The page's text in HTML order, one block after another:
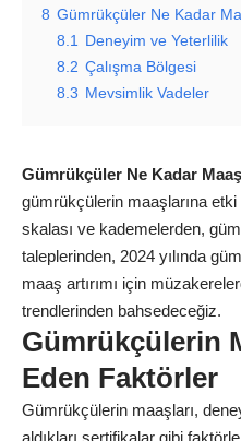
8 Gümrükçüler Ne Kadar
8.1 Deneyim ve Yeterlilik
8.2 Çalışma Bölgesi
8.3 Mevsimlik Vadeler
Gümrükçüler Ne Kadar Maaş
gümrükçülerin maaşlarına
skalası ve kademelerden,
taleplerinden, 2024 yılında
maaş artırımı için
trendlerinden bahsedeceğiz.
Gümrükçülerin
Eden Faktörler
Gümrükçülerin maaşları,
aldıkları sertifikalar gibi